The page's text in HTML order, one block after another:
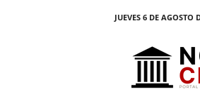
JUEVES 6 DE AGOSTO